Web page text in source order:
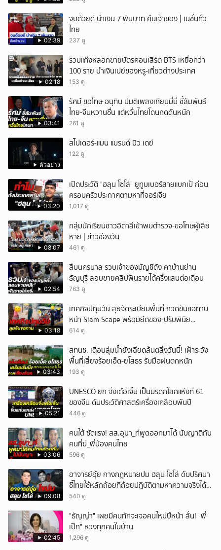
02:39
จบด้วยดี นำเงิน 7 พันบาท คืนเจ้าของ | เนชั่นทั่ว
ไทย
237 ดู
02:18
รวบแก๊งหลอกขายบัตรคอนเสิร์ต BTS เหยื่อกว่า
100 ราย นำเงินเปย์ของหรู-เที่ยวต่างประเทศ
153 ดู
03:41
รัศม์ ขอโทษ อนุทิน ปมติเพลงเถียนมี่มี่ ชี้สัมพันธ์
ไทย-จีนหวานชื่น แต่หวั่นไทยโดนกดดันหนัก
261 ดู
ตัวอย่าง
สไปเดอร์-แมน แบรนด์ นิว เดย์
122 ดู
03:20
เปิดประวัติ "ฮลุน โซโล่" ยูทูบเบอร์สายแบกเป้ ก่อน
ครอบครัวประกาศตามหาที่จอร์เจีย
1,017 ดู
08:07
กลุ่มนักเรียนชาวอิตาลีเข้าพบตำรวจ-ขอโทษผู้เสีย
หาย | ข่าวช่องวัน
461 ดู
02:54
สืบนครบาล รวบเจ้าของบัญชีดัง คาบ้านย่าน
ธัญบุรี ลอบขายคลิปฟันรายได้ครึ่งแสนต่อเดือน
763 ดู
03:18
เทศกิจปทุมวัน ลุยจัดระเบียบพื้นที่ กวดขันขอทาน
หน้า Siam Scape พร้อมยึดของ-ปรับพินัย
แผงลอย
614 ดู
03:43
สทนช. เตือนลุ่มน้ำยังเฉียดล้นตลิ่งวันนี้! เฝ้าระวัง
พื้นที่เสี่ยงร้อยเอ็ด-ยโสธร รับมือฝนตกหนัก
193 ดู
05:21
UNESCO ยก จิ่งเต๋อเจิ้น เป็นมรดกโลกแห่งที่ 61
ของจีน ดันประวัติศาสตร์เครื่องเคลือบพันปี
446 ดู
03:06
คนใต้ ซัดแรง! สส.อุบา_ท์พูดออกมาได้ นับญาติกับ
คนที่ฆ่_พี่น้องคนไทย
596 ดู
09:08
อาจารย์อุ๋ย กางกฎหมายปม ฮลุน โซโล่ ดับปริศนา
ชี้ไทยใช้หลักถ้อยทีถ้อยปฏิบัติตามหาความจริงได้
แม้ไร้สนธิสัญญา
540 ดู
02:45
"ธัญญ่า" เผยมีคนทักจะเจอคนใหม่ปีหน้า ลั่น! "พี่
เป๊ก" หวงทุกคนในบ้าน
1,296 ดู